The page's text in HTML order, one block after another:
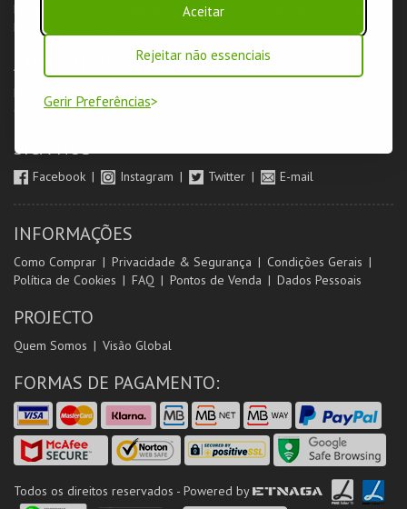
Aceitar
Rejeitar não essenciais
Gerir Preferências
Pesquisar Carrinho de compras Eventos
Livro de Reclamações
AUTENTICAÇÃO
Login & Registo de Clientes
Orientadores de Salas
SIGA-NOS
Facebook Instagram Twitter E-mail
INFORMAÇÕES
Como Comprar Privacidade & Segurança
Condições Gerais
Política de Cookies
FAQ Pontos de Venda Dados Pessoais
PROJECTO
Quem Somos Visão Global
FORMAS DE PAGAMENTO:
Todos os direitos reservados - Powered by ETNAGA